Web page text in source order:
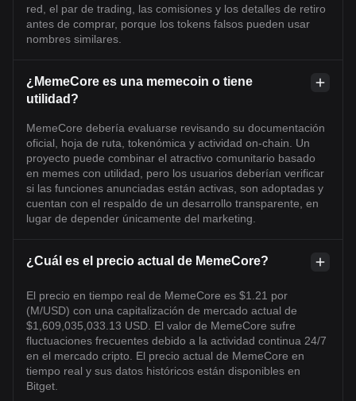
red, el par de trading, las comisiones y los detalles de retiro
antes de comprar, porque los tokens falsos pueden usar
nombres similares.
¿MemeCore es una memecoin o tiene
utilidad?
MemeCore debería evaluarse revisando su documentación
oficial, hoja de ruta, tokenómica y actividad on-chain. Un
proyecto puede combinar el atractivo comunitario basado
en memes con utilidad, pero los usuarios deberían verificar
si las funciones anunciadas están activas, son adoptadas y
cuentan con el respaldo de un desarrollo transparente, en
lugar de depender únicamente del marketing.
¿Cuál es el precio actual de MemeCore?
El precio en tiempo real de MemeCore es $1.21 por
(M/USD) con una capitalización de mercado actual de
$1,609,035,033.13 USD. El valor de MemeCore sufre
fluctuaciones frecuentes debido a la actividad continua 24/7
en el mercado cripto. El precio actual de MemeCore en
tiempo real y sus datos históricos están disponibles en
Bitget.